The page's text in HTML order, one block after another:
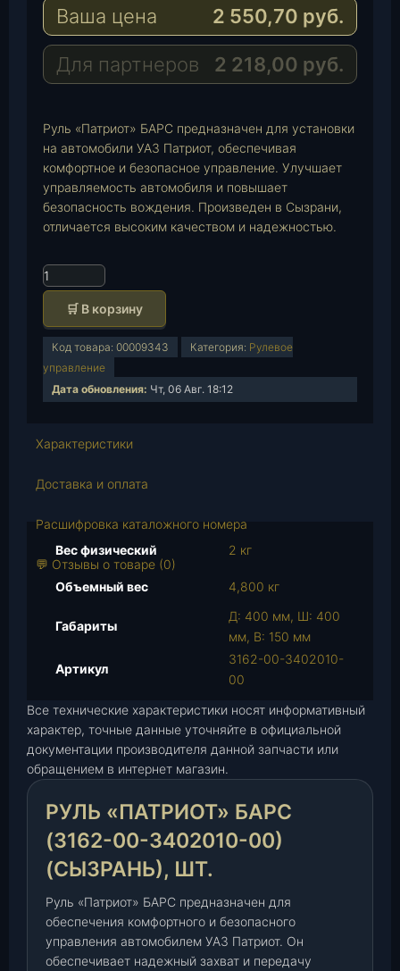
r
a
m
s
A
p
a
i
l
Ваша цена 2 550,70 руб.
Для партнеров 2 218,00 руб.
Руль «Патриот» БАРС предназначен для установки
на автомобили УАЗ Патриот, обеспечивая
комфортное и безопасное управление. Улучшает
управляемость автомобиля и повышает
безопасность вождения. Произведен в Сызрани,
отличается высоким качеством и надежностью.
К
о
и
е
в
т
в
р
П
а
т
р
о
Б
Р
(
🛒 В корзину
Код товара: 00009343 Категория: Рулевое
управление
Дата обновления: Чт, 06 Авг. 18:12
Характеристики
Доставка и оплата
Расшифровка каталожного номера
💬 Отзывы о товаре (0)
Вес физический 2 кг
Объемный вес 4,800 кг
Габариты
Д: 400 мм, Ш: 400
мм, В: 150 мм
Артикул
3162-00-3402010-
00
Все технические характеристики носят информативный
характер, точные данные уточняйте в официальной
документации производителя данной запчасти или
обращением в интернет магазин.
РУЛЬ «ПАТРИОТ» БАРС
(3162-00-3402010-00)
(СЫЗРАНЬ), ШТ.
Руль «Патриот» БАРС предназначен для
обеспечения комфортного и безопасного
управления автомобилем УАЗ Патриот. Он
обеспечивает надежный захват и передачу